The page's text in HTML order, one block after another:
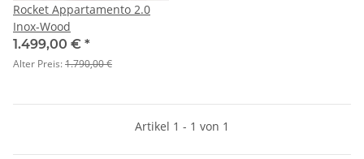
Rocket Appartamento 2.0
Inox-Wood
1.499,00 € *
Alter Preis:1.790,00 €
Artikel 1 - 1 von 1